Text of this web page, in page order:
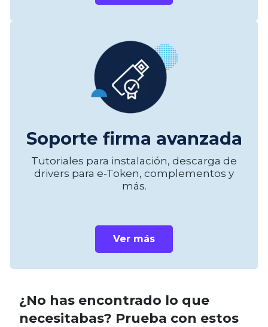
Soporte firma avanzada
Tutoriales para instalación, descarga de
drivers para e-Token, complementos y
más.
Ver más
¿No has encontrado lo que
necesitabas? Prueba con estos